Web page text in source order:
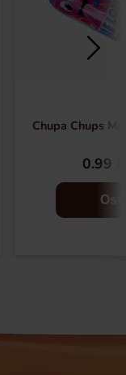
Chupa Chups
0.99